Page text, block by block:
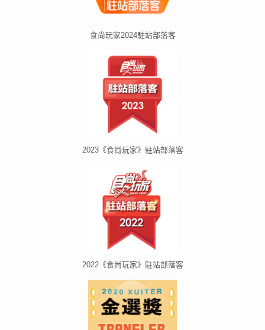
食尚玩家2024駐站部落客
2023《食尚玩家》駐站部落客
2022《食尚玩家》駐站部落客